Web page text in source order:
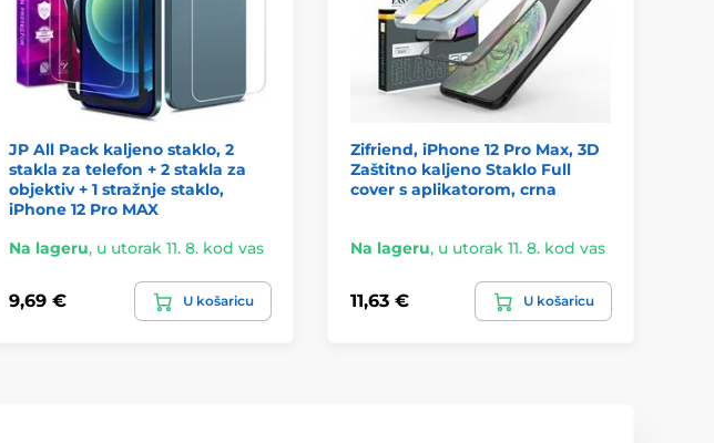
JP All Pack kaljeno staklo, 2
stakla za telefon + 2 stakla za
objektiv + 1 stražnje staklo,
iPhone 12 Pro MAX
Na lageru, u utorak 11. 8. kod vas
9,69 € U košaricu
Zifriend, iPhone 12 Pro Max, 3D
Zaštitno kaljeno Staklo Full
cover s aplikatorom, crna
Na lageru, u utorak 11. 8. kod vas
11,63 € U košaricu